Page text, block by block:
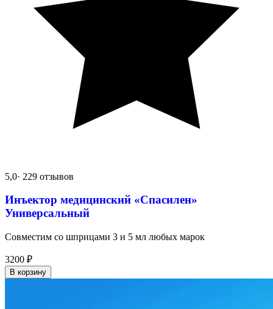
5,0· 229 отзывов
Инъектор медицинский «Спасилен»
Универсальный
Совместим со шприцами 3 и 5 мл любых марок
3200 ₽
В корзину